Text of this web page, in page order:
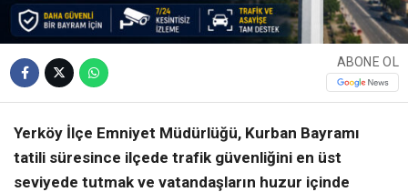
ABONE OL
Yerköy İlçe Emniyet Müdürlüğü, Kurban Bayramı
tatili süresince ilçede trafik güvenliğini en üst
seviyede tutmak ve vatandaşların huzur içinde